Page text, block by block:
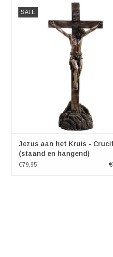
SALE
Jezus aan het Kruis - Crucifix
hangend)
Veronese Design
Afmetingen: (hxbxd)ca. 33cm x
9,5cm
TOEVOEGEN AAN
Jezus aan het Kruis -
(staand en hangend)
€79,95